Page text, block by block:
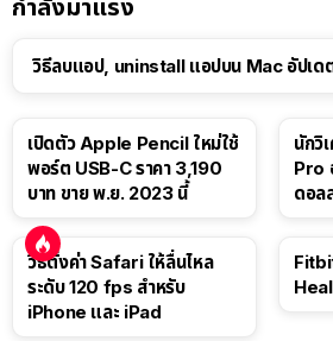
กำลังมาแรง
วิธีลบแอป, uninstall แอปบน Mac อัปเด
เปิดตัว Apple Pencil ใหม่ใช้
พอร์ต USB-C ราคา 3,190
บาท ขาย พ.ย. 2023 นี้
นักวิ
Pro
ดอล
วิธีตั้งค่า Safari ให้ลื่นไหล
ระดับ 120 fps สำหรับ
iPhone และ iPad